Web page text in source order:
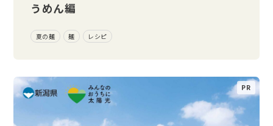
うめん編
夏の麺 麺 レシピ